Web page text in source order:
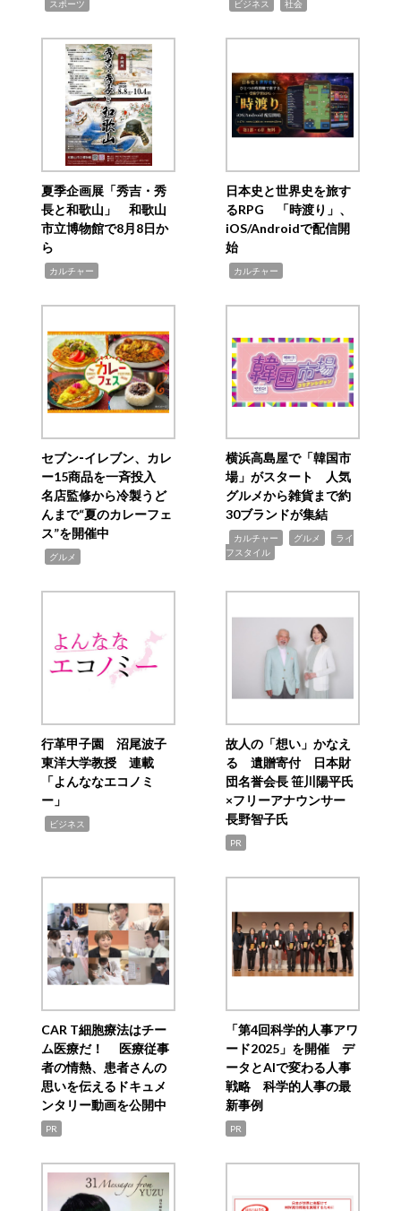
スポーツ ビジネス 社会
夏季企画展「秀吉・秀
長と和歌山」 和歌山
市立博物館で8月8日か
ら
カルチャー
日本史と世界史を旅す
るRPG 「時渡り」、
iOS/Androidで配信開
始
カルチャー
セブン‐イレブン、カレ
ー15商品を一斉投入
名店監修から冷製うど
んまで“夏のカレーフェ
ス”を開催中
グルメ
横浜高島屋で「韓国市
場」がスタート 人気
グルメから雑貨まで約
30ブランドが集結
カルチャー グルメ
ライ
フスタイル
行革甲子園 沼尾波子
東洋大学教授 連載
「よんななエコノミ
ー」
ビジネス
故人の「想い」かなえ
る 遺贈寄付 日本財
団名誉会長 笹川陽平氏
×フリーアナウンサー
長野智子氏
PR
CAR T細胞療法はチー
ム医療だ！ 医療従事
者の情熱、患者さんの
思いを伝えるドキュメ
ンタリー動画を公開中
PR
「第4回科学的人事アワ
ード2025」を開催 デ
ータとAIで変わる人事
戦略 科学的人事の最
新事例
PR